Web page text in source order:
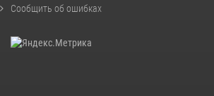
Сообщить об ошибках